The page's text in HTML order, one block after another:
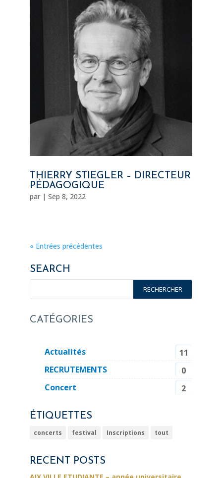
THIERRY STIEGLER – DIRECTEUR
PÉDAGOGIQUE
par | Sep 8, 2022
« Entrées précédentes
SEARCH
CATÉGORIES
Actualités
11
RECRUTEMENTS
0
Concert
2
ÉTIQUETTES
concerts festival Inscriptions tout
RECENT POSTS